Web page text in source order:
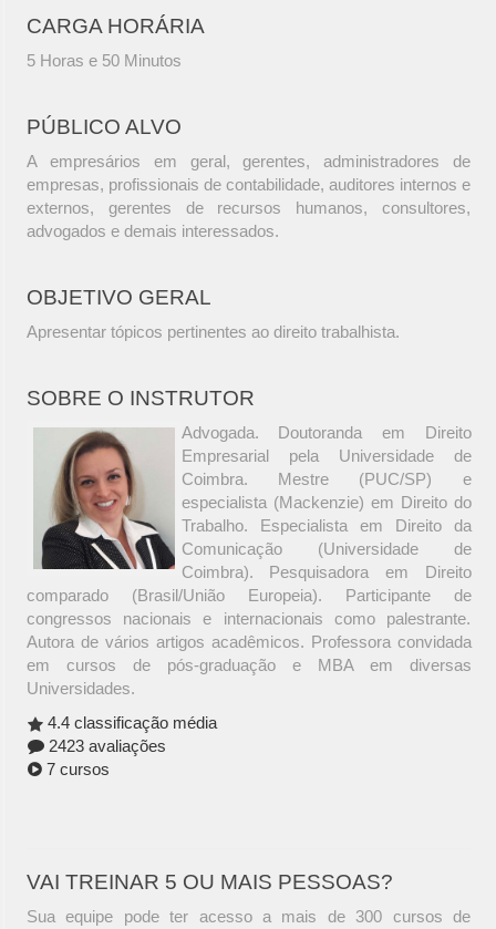
CARGA HORÁRIA
5 Horas e 50 Minutos
PÚBLICO ALVO
A empresários em geral, gerentes, administradores de
empresas, profissionais de contabilidade, auditores internos e
externos, gerentes de recursos humanos, consultores,
advogados e demais interessados.
OBJETIVO GERAL
Apresentar tópicos pertinentes ao direito trabalhista.
SOBRE O INSTRUTOR
Advogada. Doutoranda em Direito
Empresarial pela Universidade de
Coimbra. Mestre (PUC/SP) e
especialista (Mackenzie) em Direito do
Trabalho. Especialista em Direito da
Comunicação (Universidade de
Coimbra). Pesquisadora em Direito
comparado (Brasil/União Europeia). Participante de
congressos nacionais e internacionais como palestrante.
Autora de vários artigos acadêmicos. Professora convidada
em cursos de pós-graduação e MBA em diversas
Universidades.
4.4 classificação média
2423 avaliações
7 cursos
VAI TREINAR 5 OU MAIS PESSOAS?
Sua equipe pode ter acesso a mais de 300 cursos de